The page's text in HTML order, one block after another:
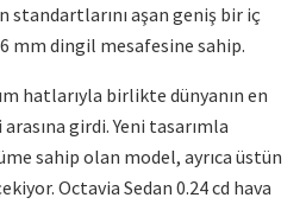
standartlarını aşan geniş bir iç
mm dingil mesafesine sahip.
hatlarıyla birlikte dünyanın en
girdi. Yeni tasarımla
sahip olan model, ayrıca üstün
Octavia Sedan 0.24 cd hava